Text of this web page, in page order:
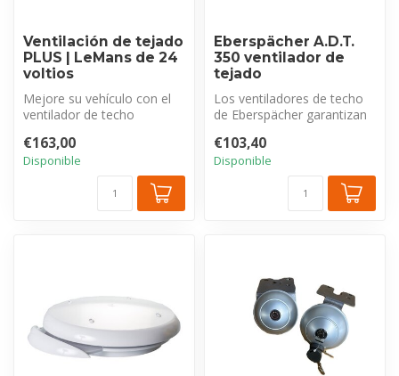
Ventilación de tejado
PLUS | LeMans de 24
voltios
Mejore su vehículo con el
ventilador de techo
G&C . El ...
€163,00
Disponible
Eberspächer A.D.T.
350 ventilador de
tejado
Los ventiladores de techo
de Eberspächer garantizan
i...
€103,40
Disponible